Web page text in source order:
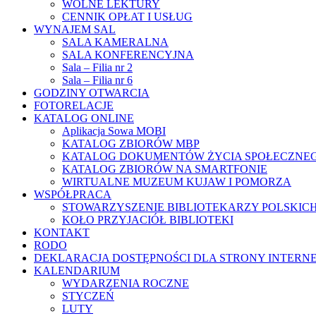
WOLNE LEKTURY
CENNIK OPŁAT I USŁUG
WYNAJEM SAL
SALA KAMERALNA
SALA KONFERENCYJNA
Sala – Filia nr 2
Sala – Filia nr 6
GODZINY OTWARCIA
FOTORELACJE
KATALOG ONLINE
Aplikacja Sowa MOBI
KATALOG ZBIORÓW MBP
KATALOG DOKUMENTÓW ŻYCIA
KATALOG ZBIORÓW NA SMARTFONIE
WIRTUALNE MUZEUM KUJAW I POMORZA
WSPÓŁPRACA
STOWARZYSZENIE BIBLIOTEKARZY
KOŁO PRZYJACIÓŁ BIBLIOTEKI
KONTAKT
RODO
DEKLARACJA DOSTĘPNOŚCI DLA STRONY
KALENDARIUM
WYDARZENIA ROCZNE
STYCZEŃ
LUTY